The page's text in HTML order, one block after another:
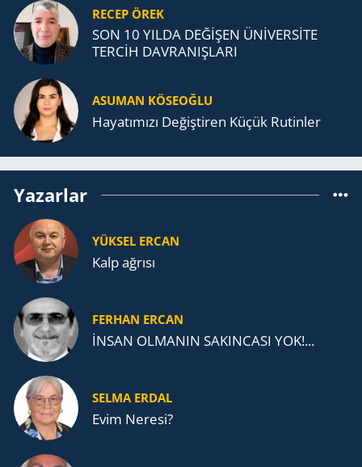
RECEP ÖREK
SON 10 YILDA DEĞİŞEN ÜNİVERSİTE
TERCİH DAVRANIŞLARI
ASUMAN KÖSEOĞLU
Ha­ya­tı­mı­zı De­ğiş­ti­ren Küçük Ru­tin­ler
Yazarlar
YÜKSEL ERCAN
Kalp ağrısı
FERHAN ERCAN
İNSAN OLMANIN SAKINCASI YOK!...
SELMA ERDAL
Evim Neresi?